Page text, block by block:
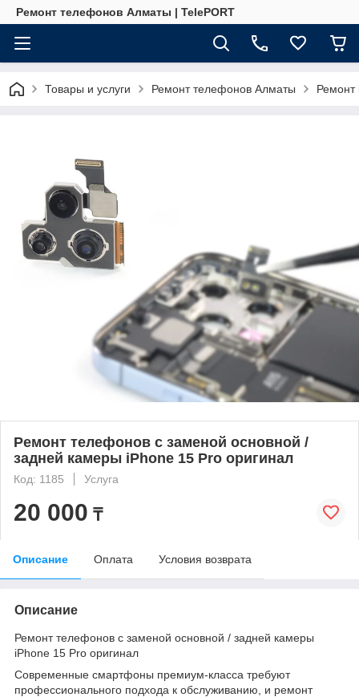
Ремонт телефонов Алматы | TelePORT
Товары и услуги Ремонт телефонов Алматы Ремонт
Ремонт телефонов с заменой основной /
задней камеры iPhone 15 Pro оригинал
Код: 1185 Услуга
20 000 ₸
Описание Оплата Условия возврата
Описание
Ремонт телефонов с заменой основной / задней камеры
iPhone 15 Pro оригинал
Современные смартфоны премиум-класса требуют
профессионального подхода к обслуживанию, и ремонт